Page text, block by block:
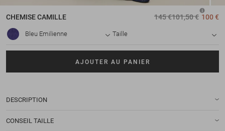
CHEMISECAMILLE 145 €101,50 € 100 €
Bleu Emilienne Taille
AJOUTER AU PANIER
DESCRIPTION
CONSEIL TAILLE